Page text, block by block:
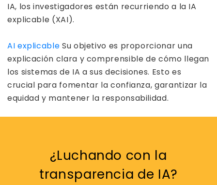
IA, los investigadores están recurriendo a la IA
explicable (XAI).
AI explicable Su objetivo es proporcionar una
explicación clara y comprensible de cómo llegan
los sistemas de IA a sus decisiones. Esto es
crucial para fomentar la confianza, garantizar la
equidad y mantener la responsabilidad.
¿Luchando con la
transparencia de IA?